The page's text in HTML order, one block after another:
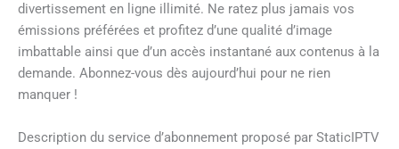
divertissement en ligne illimité. Ne ratez plus jamais vos
émissions préférées et profitez d’une qualité d’image
imbattable ainsi que d’un accès instantané aux contenus à la
demande. Abonnez-vous dès aujourd’hui pour ne rien
manquer !
Description du service d’abonnement proposé par StaticIPTV